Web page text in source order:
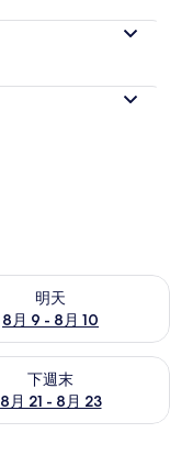
明天
8月 9 - 8月 10
(8月 9 - 8月 10) 的供
下週末
8月 21 - 8月 23
(8月 21 - 8月 23)